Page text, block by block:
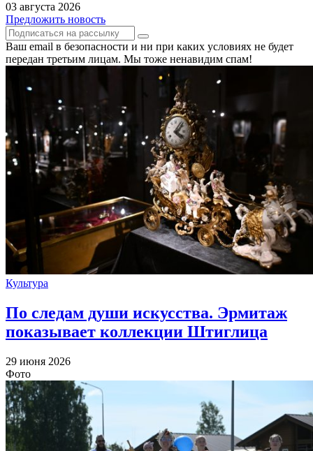
03 августа 2026
Предложить новость
Ваш email в безопасности и ни при каких условиях не будет
передан третьим лицам. Мы тоже ненавидим спам!
Культура
По следам души искусства. Эрмитаж
показывает коллекции Штиглица
29 июня 2026
Фото